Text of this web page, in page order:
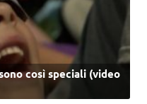
così speciali (video